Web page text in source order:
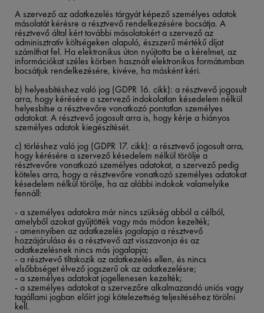
A szervező az adatkezelés tárgyát képező személyes adatok
másolatát kérésre a résztvevő rendelkezésére bocsátja. A
résztvevő által kért további másolatokért a szervező az
adminisztratív költségeken alapuló, észszerű mértékű díjat
számíthat fel. Ha elektronikus úton nyújtotta be a kérelmet, az
információkat széles körben használt elektronikus formátumban
bocsátjuk rendelkezésére, kivéve, ha másként kéri.​
b) helyesbítéshez való jog (GDPR 16. cikk): a résztvevő jogosult
arra, hogy kérésére a szervező indokolatlan késedelem nélkül
helyesbítse a résztvevőre vonatkozó pontatlan személyes
adatokat. A résztvevő jogosult arra is, hogy kérje a hiányos
személyes adatok kiegészítését.​
c) törléshez való jog (GDPR 17. cikk): a résztvevő jogosult arra,
hogy kérésére a szervező késedelem nélkül törölje a
résztvevőre vonatkozó személyes adatokat, a szervező pedig
köteles arra, hogy a résztvevőre vonatkozó személyes adatokat
késedelem nélkül törölje, ha az alábbi indokok valamelyike
fennáll:​
- a személyes adatokra már nincs szükség abból a célból,
amelyből azokat gyűjtötték vagy más módon kezelték;​
- amennyiben az adatkezelés jogalapja a résztvevő
hozzájárulása és a résztvevő azt visszavonja és az
adatkezelésnek nincs más jogalapja;​
- a résztvevő tiltakozik az adatkezelés ellen, és nincs
elsőbbséget élvező jogszerű ok az adatkezelésre;​
- a személyes adatokat jogellenesen kezelték;​
- a személyes adatokat a szervezőre alkalmazandó uniós vagy
tagállami jogban előírt jogi kötelezettség teljesítéséhez törölni
kell.​